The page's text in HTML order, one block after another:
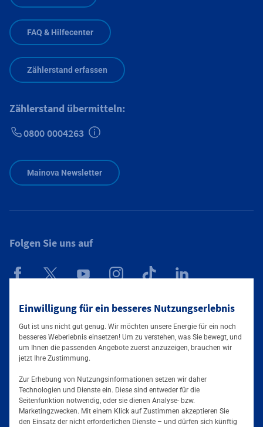
Einwilligung für ein besseres Nutzungserlebnis
Gut ist uns nicht gut genug. Wir möchten unsere Energie für ein noch
besseres Weberlebnis einsetzen! Um zu verstehen, was Sie bewegt, und
um Ihnen die passenden Angebote zuerst anzuzeigen, brauchen wir
jetzt Ihre Zustimmung.
Zur Erhebung von Nutzungsinformationen setzen wir daher
Technologien und Dienste ein. Diese sind entweder für die
Seitenfunktion notwendig, oder sie dienen Analyse- bzw.
Marketingzwecken. Mit einem Klick auf Zustimmen akzeptieren Sie
den Einsatz der nicht erforderlichen Dienste – und dürfen sich künftig
FAQ & Hilfecenter
Zählerstand erfassen
Zählerstand übermitteln:
0800 0004263
Mainova Newsletter
Folgen Sie uns auf
Mainova App
Tarife & Angebote